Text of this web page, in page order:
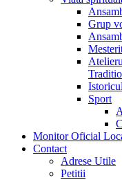
Grup
Sport
Monitor Oficial
Contact
Adrese Utile
Petitii